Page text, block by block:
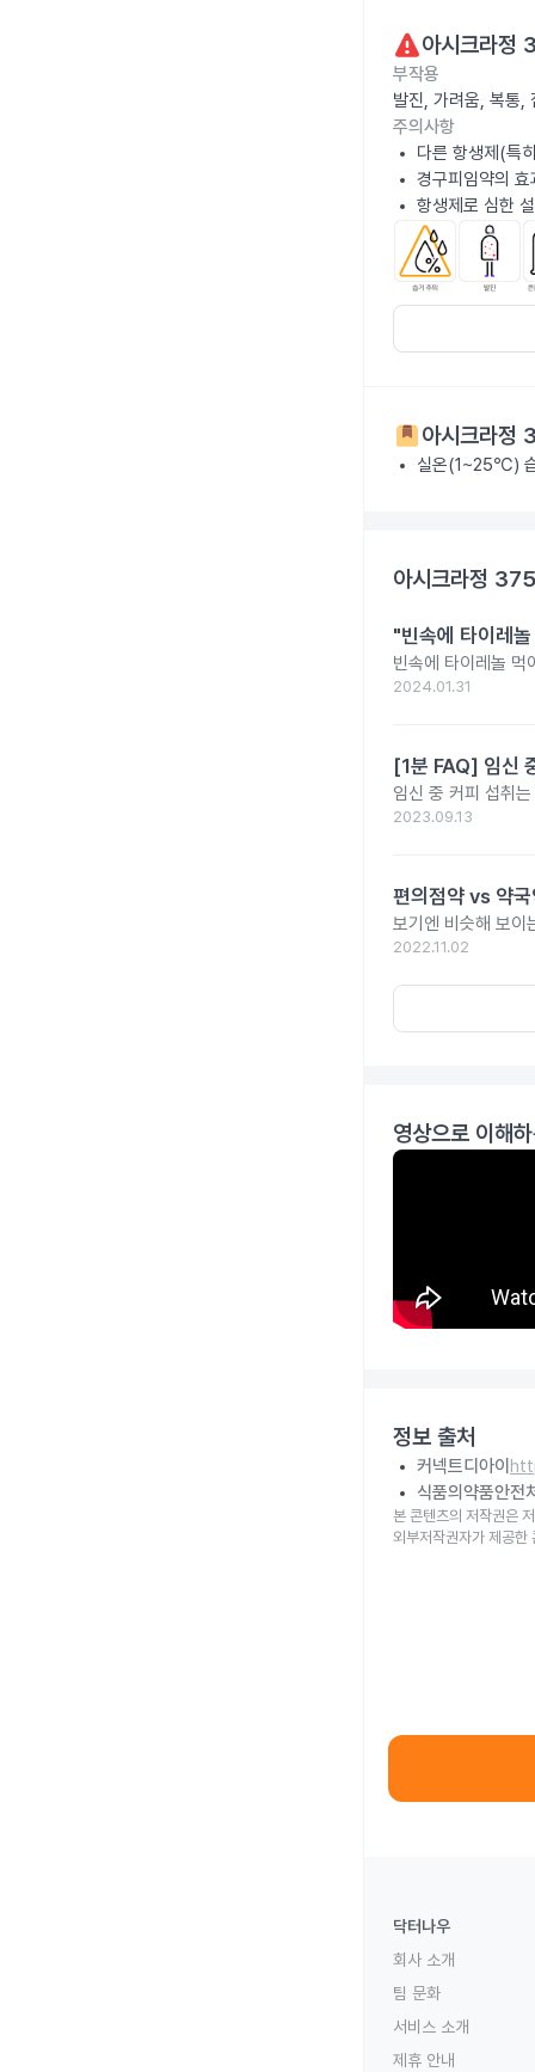
아시크라정
부작용
발진, 가려움, 복통,
주의사항
다른 항생제(특
경구피임약의
항생제로 심한
아시크라정
실온(1~25℃)
아시크라정
"빈속에 타이레
빈속에 타이레놀 먹
2024.01.31
[1분 FAQ] 임신
임신 중 커피 섭취
2023.09.13
편의점약 vs 약
보기엔 비슷해 보이
2022.11.02
영상으로 이해
정보 출처
커넥트디아이
식품의약품안전
본 콘텐츠의 저작권은
외부저작권자가 제공한
닥터나우
회사 소개
팀 문화
서비스 소개
제휴 안내